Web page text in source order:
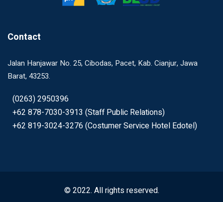
Contact
Jalan Hanjawar No. 25, Cibodas, Pacet, Kab. Cianjur, Jawa
Barat, 43253.
(0263) 2950396
+62 878-7030-3913 (Staff Public Relations)
+62 819-3024-3276 (Costumer Service Hotel Edotel)
© 2022. All rights reserved.